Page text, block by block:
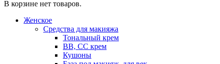
В корзине нет товаров.
Женское
Средства для макияжа
Тональный крем
BB, CC крем
Кушоны